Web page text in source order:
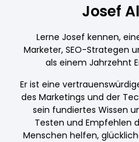
Josef
Lerne Josef kennen,
Marketer, SEO-Strategen
als einem Jahrzehnt
Er ist eine
des Marketings und der
sein fundiertes Wissen
Testen und Empfehlen
Menschen helfen,